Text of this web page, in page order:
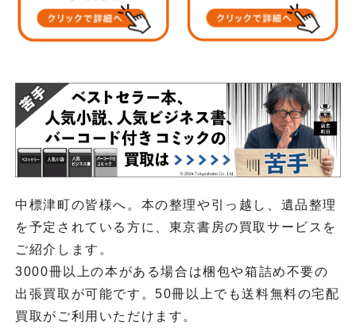
中標津町の皆様へ。本の整理や引っ越し、遺品整理
を予定されている方に、東京書房の買取サービスを
ご紹介します。
3000冊以上の本がある場合は梱包や箱詰め不要の
出張買取が可能です。50冊以上でも送料無料の宅配
買取がご利用いただけます。